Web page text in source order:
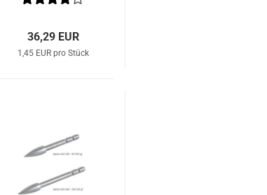
36,29 EUR
1,45 EUR pro Stück